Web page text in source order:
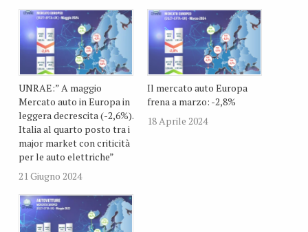
UNRAE:” A maggio
Mercato auto in Europa in
leggera decrescita (-2,6%).
Italia al quarto posto tra i
major market con criticità
per le auto elettriche”
21 Giugno 2024
Il mercato auto Europa
frena a marzo: -2,8%
18 Aprile 2024